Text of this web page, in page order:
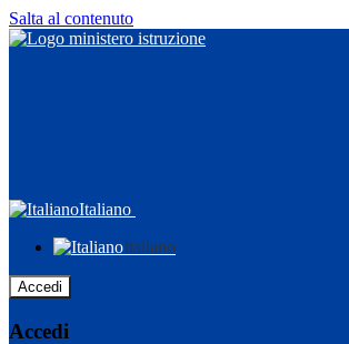
Salta al contenuto
Italiano
Italiano
Accedi
Accedi